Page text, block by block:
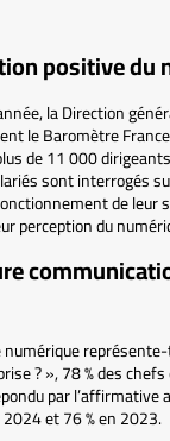
positive du
la Direction
le Baromètre
de 11 000
sont interrogés
de leur
perception du
numérique
? », 78 % des
par l’affirmative
et 76 % en 2023.